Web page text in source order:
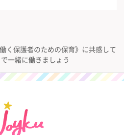
働く保護者のための保育》に共感して
一緒に働きましょう